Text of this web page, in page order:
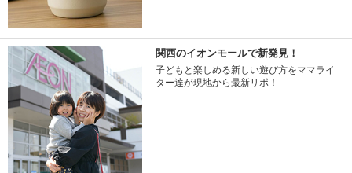
関西のイオンモールで新発見！
子どもと楽しめる新しい遊び方をママライ
ター達が現地から最新リポ！